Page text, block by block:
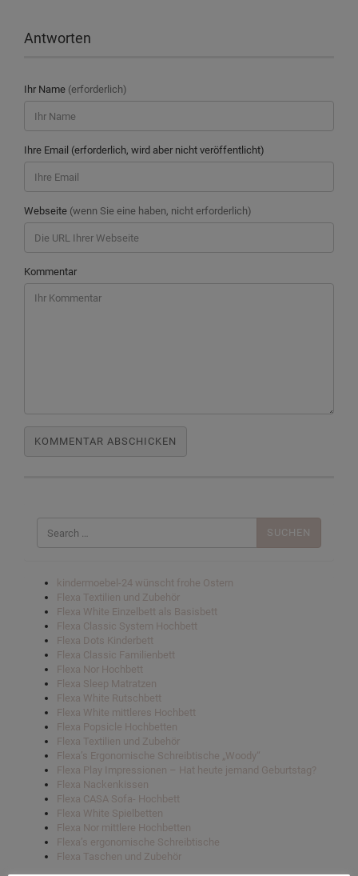
Antworten
Ihr Name (erforderlich)
Ihre Email (erforderlich, wird aber nicht veröffentlicht)
Webseite (wenn Sie eine haben, nicht erforderlich)
Kommentar
Suchen
nach:
kindermoebel-24 wünscht frohe Ostern
Flexa Textilien und Zubehör
Flexa White Einzelbett als Basisbett
Flexa Classic System Hochbett
Flexa Dots Kinderbett
Flexa Classic Familienbett
Flexa Nor Hochbett
Flexa Sleep Matratzen
Flexa White Rutschbett
Flexa White mittleres Hochbett
Flexa Popsicle Hochbetten
Flexa Textilien und Zubehör
Flexa’s Ergonomische Schreibtische „Woody“
Flexa Play Impressionen – Hat heute jemand Geburtstag?
Flexa Nackenkissen
Flexa CASA Sofa- Hochbett
Flexa White Spielbetten
Flexa Nor mittlere Hochbetten
Flexa’s ergonomische Schreibtische
Flexa Taschen und Zubehör